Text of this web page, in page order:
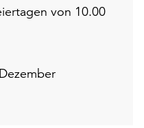
von 10.00